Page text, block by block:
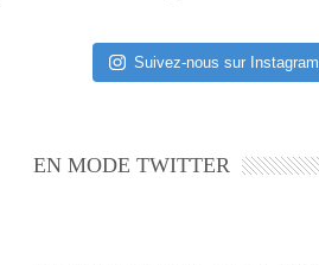
Suivez-nous sur Instagram
EN MODE TWITTER